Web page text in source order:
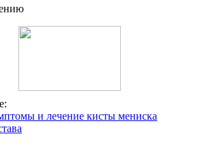
и лечение кисты мениска